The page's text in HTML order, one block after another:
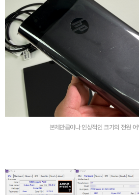
본체만큼이나 인상적인 크기의 전원